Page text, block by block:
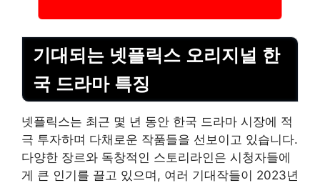
기대되는 넷플릭스 오리지널 한
국 드라마 특징
넷플릭스는 최근 몇 년 동안 한국 드라마 시장에 적
극 투자하며 다채로운 작품들을 선보이고 있습니다.
다양한 장르와 독창적인 스토리라인은 시청자들에
게 큰 인기를 끌고 있으며, 여러 기대작들이 2023년